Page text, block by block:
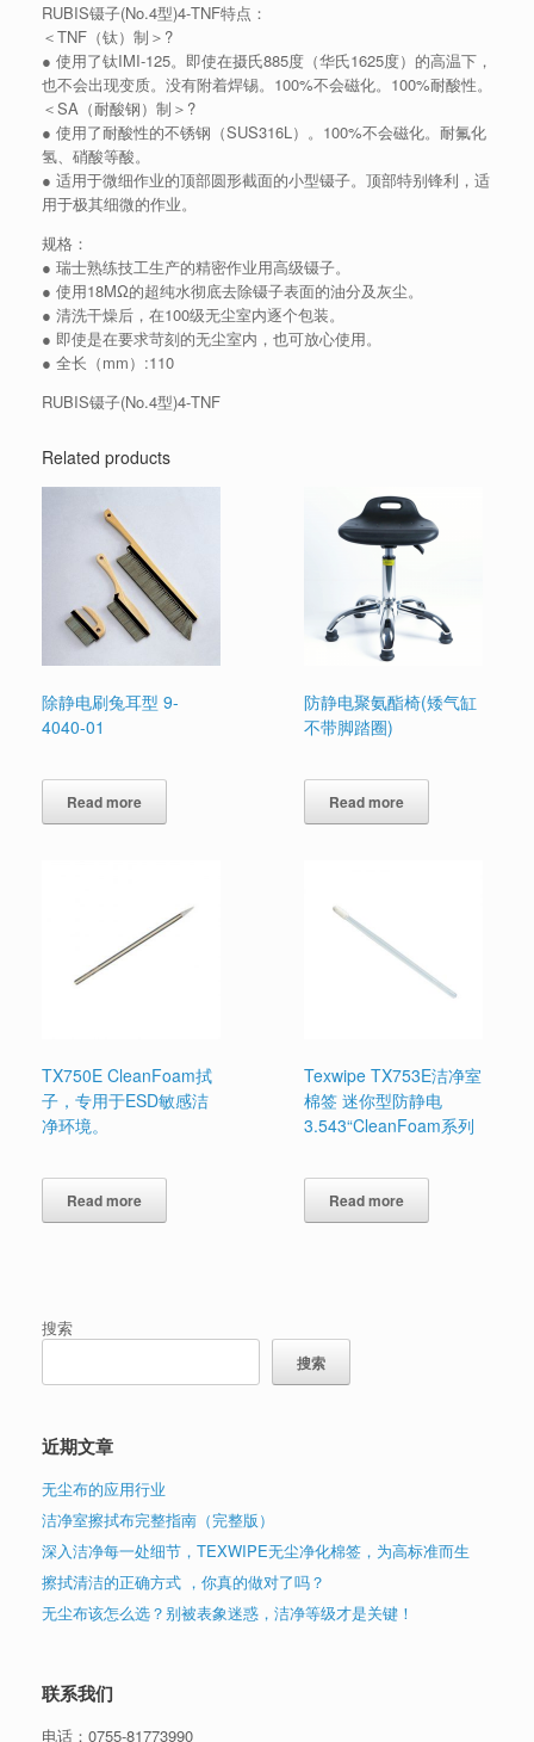
RUBIS镊子(No.4型)4-TNF特点：
＜TNF（钛）制＞?
● 使用了钛IMI-125。即使在摄氏885度（华氏1625度）的高温下，
也不会出现变质。没有附着焊锡。100%不会磁化。100%耐酸性。
＜SA（耐酸钢）制＞?
● 使用了耐酸性的不锈钢（SUS316L）。100%不会磁化。耐氟化
氢、硝酸等酸。
● 适用于微细作业的顶部圆形截面的小型镊子。顶部特别锋利，适
用于极其细微的作业。
规格：
● 瑞士熟练技工生产的精密作业用高级镊子。
● 使用18MΩ的超纯水彻底去除镊子表面的油分及灰尘。
● 清洗干燥后，在100级无尘室内逐个包装。
● 即使是在要求苛刻的无尘室内，也可放心使用。
● 全长（mm）:110
RUBIS镊子(No.4型)4-TNF
Related products
除静电刷兔耳型 9-
4040-01
Read more
防静电聚氨酯椅(矮气缸
不带脚踏圈)
Read more
TX750E CleanFoam拭
子，专用于ESD敏感洁
净环境。
Read more
Texwipe TX753E洁净室
棉签 迷你型防静电
3.543“CleanFoam系列
Read more
搜索
搜索
近期文章
无尘布的应用行业
洁净室擦拭布完整指南（完整版）
深入洁净每一处细节，TEXWIPE无尘净化棉签，为高标准而生
擦拭清洁的正确方式 ，你真的做对了吗？
无尘布该怎么选？别被表象迷惑，洁净等级才是关键！
联系我们
电话： 0755-81773990